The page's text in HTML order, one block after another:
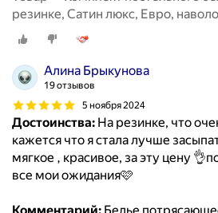
резинке, Сатин люкс, Евро,
Алина Брыкунова
19 отзывов
5 ноября 2024
Достоинства: На резинке, что
кажется что я стала лучше
мягкое , красивое, за эту цену
все мои ожидания🩷